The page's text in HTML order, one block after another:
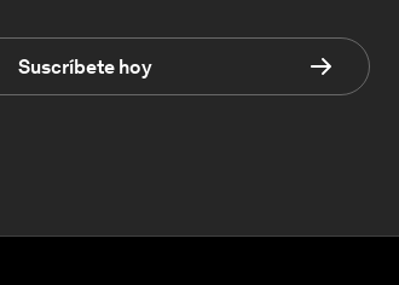
Suscríbete hoy